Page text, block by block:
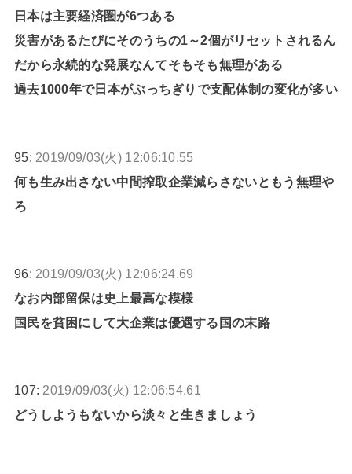
日本は主要経済圏が6つある
災害があるたびにそのうちの1～2個がリセットされるん
だから永続的な発展なんてそもそも無理がある
過去1000年で日本がぶっちぎりで支配体制の変化が多い
95: 2019/09/03(火) 12:06:10.55
何も生み出さない中間搾取企業減らさないともう無理や
ろ
96: 2019/09/03(火) 12:06:24.69
なお内部留保は史上最高な模様
国民を貧困にして大企業は優遇する国の末路
107: 2019/09/03(火) 12:06:54.61
どうしようもないから淡々と生きましょう